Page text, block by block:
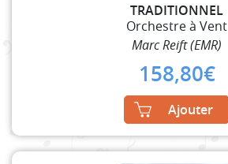
TRADITIONNEL
Orchestre à Vent
Marc Reift (EMR)
158,80€
Ajouter